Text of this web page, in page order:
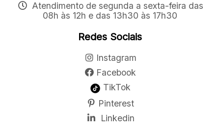
Atendimento de segunda a sexta-feira das
08h às 12h e das 13h30 às 17h30
Redes Sociais
Instagram
Facebook
TikTok
Pinterest
Linkedin